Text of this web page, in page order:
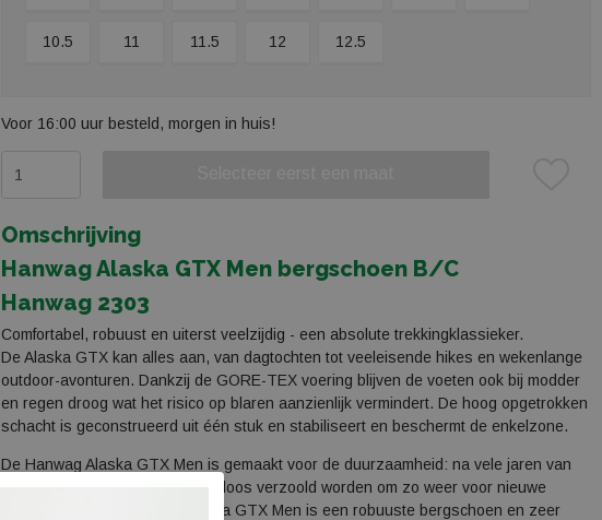
10.5 11 11.5 12 12.5
Voor 16:00 uur besteld, morgen in huis!
Omschrijving
Hanwag Alaska GTX Men bergschoen B/C
Hanwag 2303
Comfortabel, robuust en uiterst veelzijdig - een absolute trekkingklassieker.
De Alaska GTX kan alles aan, van dagtochten tot veeleisende hikes en wekenlange
outdoor-avonturen. Dankzij de GORE-TEX voering blijven de voeten ook bij modder
en regen droog wat het risico op blaren aanzienlijk vermindert. De hoog opgetrokken
schacht is geconstrueerd uit één stuk en stabiliseert en beschermt de enkelzone.
De Hanwag Alaska GTX Men is gemaakt voor de duurzaamheid: na vele jaren van
gebruik kan de Alaska probleemloos verzoold worden om zo weer voor nieuwe
tochten klaar te staan. De Alaska GTX Men is een robuuste bergschoen en zeer